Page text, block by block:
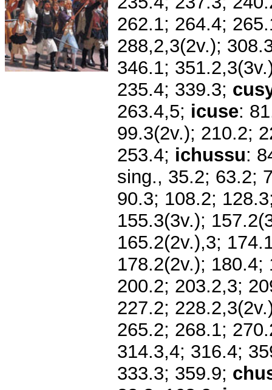
262.1; 264.4;
288,2,3(2v.);
346.1;
235.4; 339.3;
263.4,5; icuse:
99.3(2v.); 210.2;
253.4; ichussu:
sing., 35.2; 63.2;
90.3; 108.2;
155.3(3v.);
165.2(2v.),3;
178.2(2v.); 180.4;
200.2; 203.2,3;
227.2;
265.2; 268.1;
314.3,4; 316.4;
333.3; 359.9;